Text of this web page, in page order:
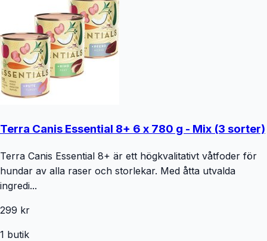
Terra Canis Essential 8+ 6 x 780 g - Mix (3 sorter)
Terra Canis Essential 8+ är ett högkvalitativt våtfoder för
hundar av alla raser och storlekar. Med åtta utvalda
ingredi...
299 kr
1 butik